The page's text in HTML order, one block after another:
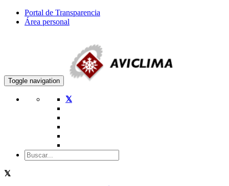
Portal de Transparencia
Área personal
Toggle navigation